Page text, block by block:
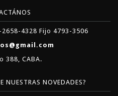
2658-4328 Fijo 4793-3506
388, CABA.
NUESTRAS NOVEDADES?